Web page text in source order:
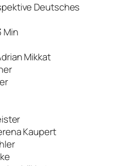
Deutsches
Min
Mikkat
Kaupert